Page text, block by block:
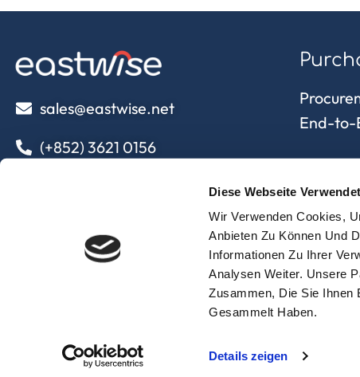
Diese Webseite
Wir Verwenden Cookies,
Anbieten Zu Können Und
Informationen Zu Ihrer
Analysen Weiter. Unsere
Zusammen, Die Sie Ihnen
Gesammelt Haben.
Details zeigen
sales@eastwise.net
(+852) 3621 0156
308 Des Voeux Rd Central – Unit
308, Des Voeux Road, Hong Kong
End-to-
Supply
© 2025 Copyright Eastwise – Datenschutz